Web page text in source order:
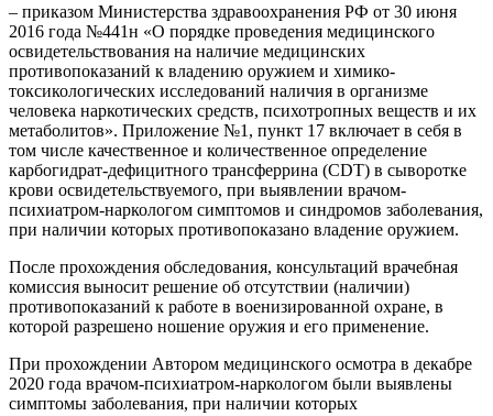
– приказом Министерства здравоохранения РФ от 30 июня
2016 года №441н «О порядке проведения медицинского
освидетельствования на наличие медицинских
противопоказаний к владению оружием и химико-
токсикологических исследований наличия в организме
человека наркотических средств, психотропных веществ и их
метаболитов». Приложение №1, пункт 17 включает в себя в
том числе качественное и количественное определение
карбогидрат-дефицитного трансферрина (CDT) в сыворотке
крови освидетельствуемого, при выявлении врачом-
психиатром-наркологом симптомов и синдромов заболевания,
при наличии которых противопоказано владение оружием.
После прохождения обследования, консультаций врачебная
комиссия выносит решение об отсутствии (наличии)
противопоказаний к работе в военизированной охране, в
которой разрешено ношение оружия и его применение.
При прохождении Автором медицинского осмотра в декабре
2020 года врачом-психиатром-наркологом были выявлены
симптомы заболевания, при наличии которых